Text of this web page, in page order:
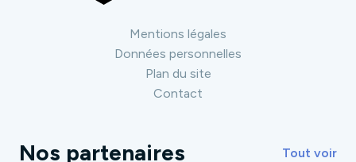
Mentions légales
Données personnelles
Plan du site
Contact
Nos partenaires Tout voir